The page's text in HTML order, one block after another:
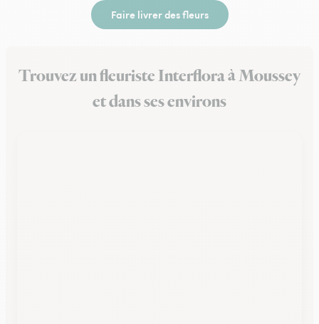
Faire livrer des fleurs
Trouvez un fleuriste Interflora à Moussey
et dans ses environs